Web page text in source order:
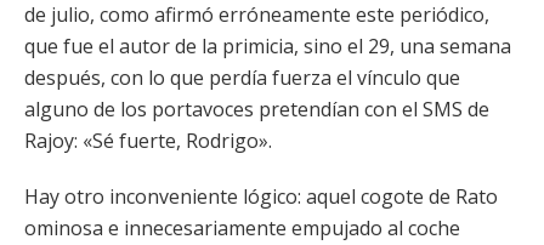
de julio, como afirmó erróneamente este periódico,
que fue el autor de la primicia, sino el 29, una semana
después, con lo que perdía fuerza el vínculo que
alguno de los portavoces pretendían con el SMS de
Rajoy: «Sé fuerte, Rodrigo».
Hay otro inconveniente lógico: aquel cogote de Rato
ominosa e innecesariamente empujado al coche